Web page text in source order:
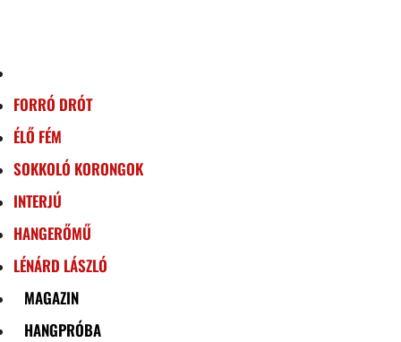
FORRÓ DRÓT
ÉLŐ FÉM
SOKKOLÓ KORONGOK
INTERJÚ
HANGERŐMŰ
LÉNÁRD LÁSZLÓ
MAGAZIN
HANGPRÓBA